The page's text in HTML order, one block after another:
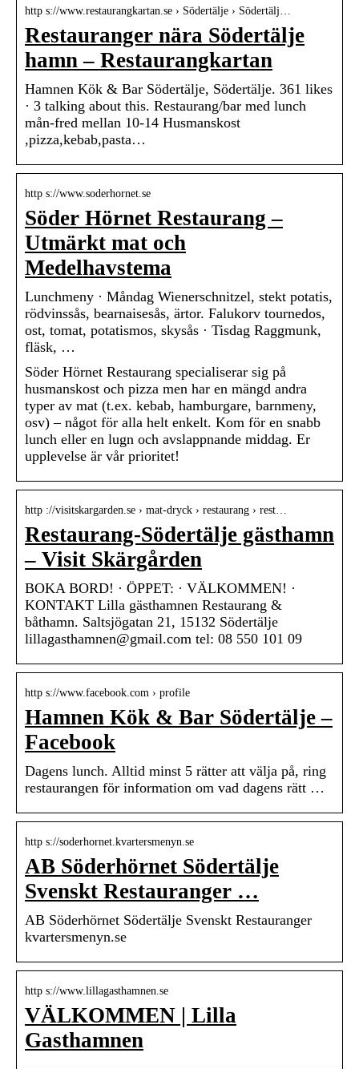
http s://www.restaurangkartan.se › Södertälje › Södertälj…
Restauranger nära Södertälje
hamn – Restaurangkartan
Hamnen Kök & Bar Södertälje, Södertälje. 361 likes
· 3 talking about this. Restaurang/bar med lunch
mån-fred mellan 10-14 Husmanskost
,pizza,kebab,pasta…
http s://www.soderhornet.se
Söder Hörnet Restaurang –
Utmärkt mat och
Medelhavstema
Lunchmeny · Måndag Wienerschnitzel, stekt potatis,
rödvinssås, bearnaisesås, ärtor. Falukorv tournedos,
ost, tomat, potatismos, skysås · Tisdag Raggmunk,
fläsk, …
Söder Hörnet Restaurang specialiserar sig på
husmanskost och pizza men har en mängd andra
typer av mat (t.ex. kebab, hamburgare, barnmeny,
osv) – något för alla helt enkelt. Kom för en snabb
lunch eller en lugn och avslappnande middag. Er
upplevelse är vår prioritet!
http ://visitskargarden.se › mat-dryck › restaurang › rest…
Restaurang-Södertälje gästhamn
– Visit Skärgården
BOKA BORD! · ÖPPET: · VÄLKOMMEN! ·
KONTAKT Lilla gästhamnen Restaurang &
båthamn. Saltsjögatan 21, 15132 Södertälje
lillagasthamnen@gmail.com tel: 08 550 101 09
http s://www.facebook.com › profile
Hamnen Kök & Bar Södertälje –
Facebook
Dagens lunch. Alltid minst 5 rätter att välja på, ring
restaurangen för information om vad dagens rätt …
http s://soderhornet.kvartersmenyn.se
AB Söderhörnet Södertälje
Svenskt Restauranger …
AB Söderhörnet Södertälje Svenskt Restauranger
kvartersmenyn.se
http s://www.lillagasthamnen.se
VÄLKOMMEN | Lilla
Gasthamnen